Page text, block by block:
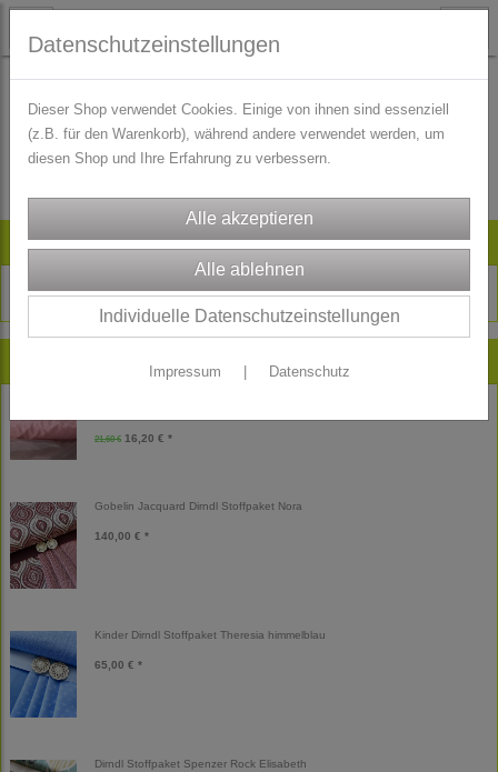
Artikelsuche
Neu im Shop
21,60 € 16,20 € *
Gobelin Jacquard Dirndl Stoffpaket Nora
140,00 € *
Kinder Dirndl Stoffpaket Theresia himmelblau
65,00 € *
Dirndl Stoffpaket Spenzer Rock Elisabeth
Es wurden leider keine Produkte gefunden.
Datenschutzeinstellungen
Dieser Shop verwendet Cookies. Einige von ihnen sind essenziell
(z.B. für den Warenkorb), während andere verwendet werden, um
diesen Shop und Ihre Erfahrung zu verbessern.
Individuelle Datenschutzeinstellungen
Impressum Datenschutz